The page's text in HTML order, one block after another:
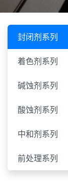
封闭剂系列
着色剂系列
碱蚀剂系列
酸蚀剂系列
中和剂系列
前处理系列